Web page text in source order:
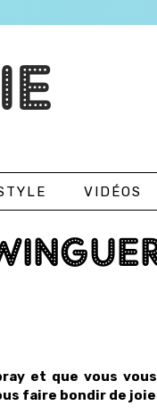
VIDÉOS
et que vous
faire bondir de